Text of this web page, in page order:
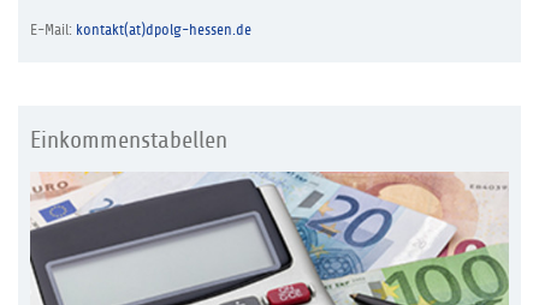
E-Mail: kontakt(at)dpolg-hessen.de
Einkommenstabellen